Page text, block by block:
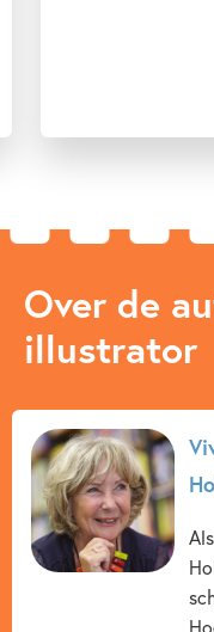
Over de
illustrator